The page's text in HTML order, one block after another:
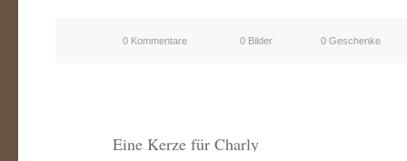
0 Kommentare 0 Bilder 0 Geschenke
Eine Kerze für Charly